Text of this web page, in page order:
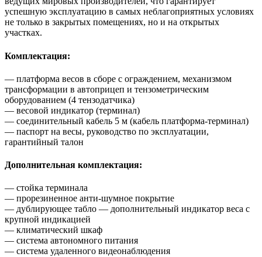
успешную эксплуатацию в самых неблагоприятных условиях
не только в закрытых помещениях, но и на открытых
участках.
Комплектация:
— платформа весов в сборе с ограждением, механизмом
трансформации в автоприцеп и тензометрическим
оборудованием (4 тензодатчика)
— весовой индикатор (терминал)
— соединительный кабель 5 м (кабель платформа-терминал)
— паспорт на весы, руководство по эксплуатации,
гарантийный талон
Дополнительная комплектация:
— стойка терминала
— прорезиненное анти-шумное покрытие
— дублирующее табло — дополнительный индикатор веса с
крупной индикацией
— климатический шкаф
— система автономного питания
— система удаленного видеонаблюдения